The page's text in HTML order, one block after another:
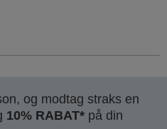
og modtag straks en
10% RABAT* på din